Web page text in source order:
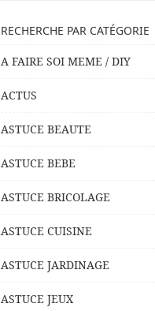
RECHERCHE PAR CATÉGORIE
A FAIRE SOI MEME / DIY
ACTUS
ASTUCE BEAUTE
ASTUCE BEBE
ASTUCE BRICOLAGE
ASTUCE CUISINE
ASTUCE JARDINAGE
ASTUCE JEUX